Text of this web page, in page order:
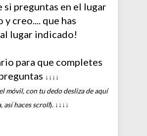
si preguntas en el lugar
creo.... que has
lugar indicado!
para que completes
↓↓↓↓
móvil, con tu dedo desliza de aquí
así haces scroll). ↓↓↓↓